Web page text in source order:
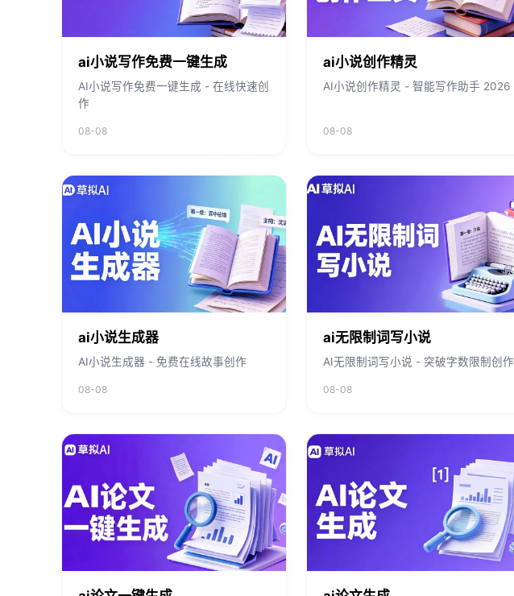
ai小说写作免费一键生成
AI小说写作免费一键生成 - 在线快速创
作
08-08
ai小说创作精灵
AI小说创作精灵 - 智能写作助手 2026
08-08
ai小说生成器
AI小说生成器 - 免费在线故事创作
08-08
ai无限制词写小说
AI无限制词写小说 - 突破字数限制创作
08-08